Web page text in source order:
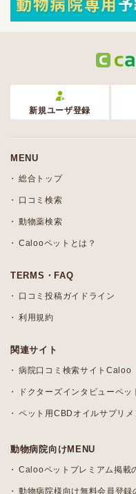
新規ユーザ登録
MENU
総合トップ
口コミ検索
動物薬検索
Calooペットとは？
TERMS・FAQ
口コミ投稿ガイドライン
利用規約
関連サイト
病院口コミ検索サイトCaloo
ドクターズインタビューペッ
ペット用CBDオイルサプリ
動物病院向けMENU
Calooペットプレミアム掲載
動物病院様向け無料会員登録